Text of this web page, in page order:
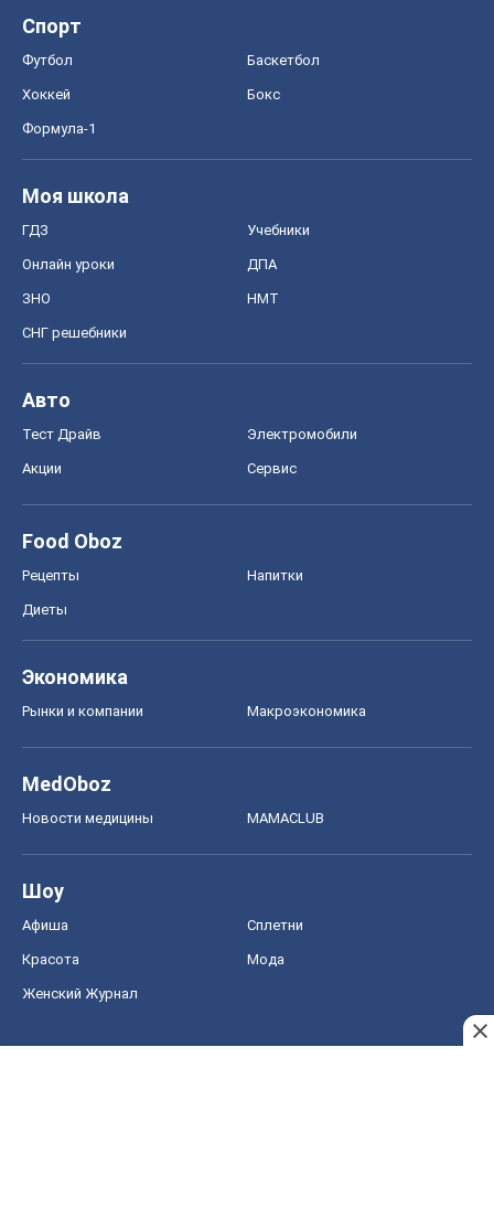
Спорт
Футбол Баскетбол
Хоккей Бокс
Формула-1
Моя школа
ГДЗ Учебники
Онлайн уроки ДПА
ЗНО НМТ
СНГ решебники
Авто
Тест Драйв Электромобили
Акции Сервис
Food Oboz
Рецепты Напитки
Диеты
Экономика
Рынки и компании Mакроэкономика
MedOboz
Новости медицины MAMACLUB
Шоу
Афиша Сплетни
Красота Мода
Женский Журнал